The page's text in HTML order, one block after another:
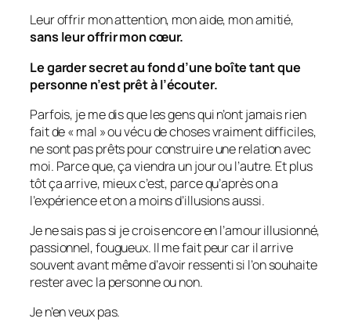
Leur offrir mon attention, mon aide, mon amitié,
sans leur offrir mon cœur.
Le garder secret au fond d’une boîte tant que
personne n’est prêt à l’écouter.
Parfois, je me dis que les gens qui n’ont jamais rien
fait de « mal » ou vécu de choses vraiment difficiles,
ne sont pas prêts pour construire une relation avec
moi. Parce que, ça viendra un jour ou l’autre. Et plus
tôt ça arrive, mieux c’est, parce qu’après on a
l’expérience et on a moins d’illusions aussi.
Je ne sais pas si je crois encore en l’amour illusionné,
passionnel, fougueux. Il me fait peur car il arrive
souvent avant même d’avoir ressenti si l’on souhaite
rester avec la personne ou non.
Je n’en veux pas.